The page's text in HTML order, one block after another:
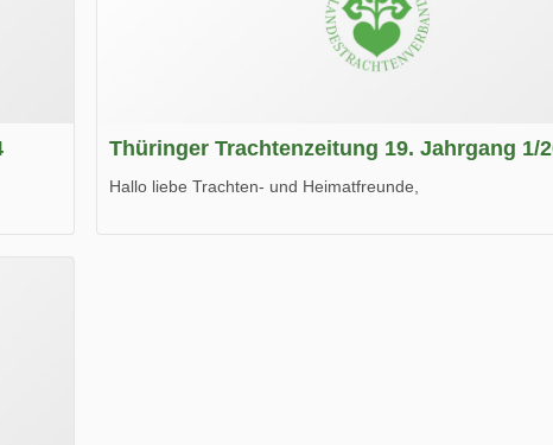
Thüringer Trachtenzeitung 19. Jahrgang 1/
Hallo liebe Trachten- und Heimatfreunde,